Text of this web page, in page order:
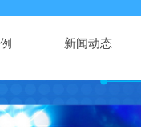
新闻动态